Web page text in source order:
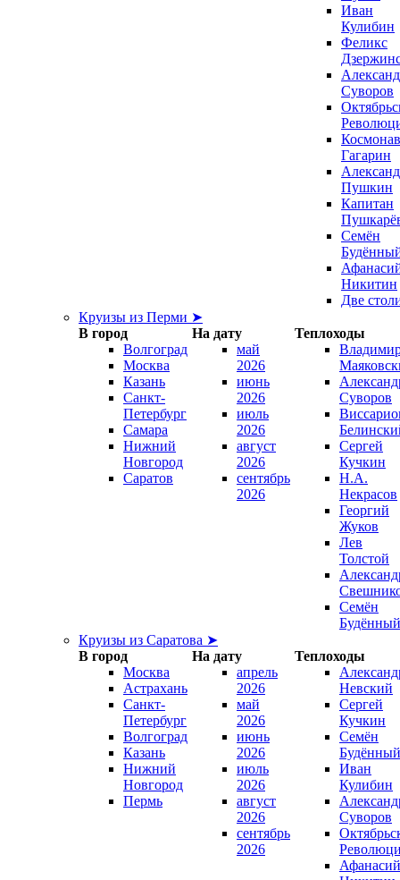
Иван
Кулибин
Феликс
Суворов
Гагарин
Пушкин
Капитан
Семён
Никитин
Две
Круизы из Перми ➤
В город
На дату
Теплоходы
Волгоград
Москва
Казань
Санкт-
Петербург
Самара
Нижний
Новгород
Саратов
май
2026
июнь
2026
июль
2026
август
2026
сентябрь
2026
Суворов
Сергей
Кучкин
Н.А.
Некрасов
Георгий
Жуков
Лев
Толстой
Семён
Будённый
Круизы из Саратова ➤
В город
На дату
Теплоходы
Москва
Астрахань
Санкт-
Петербург
Волгоград
Казань
Нижний
Новгород
Пермь
апрель
2026
май
2026
июнь
2026
июль
2026
август
2026
сентябрь
2026
Невский
Сергей
Кучкин
Семён
Будённый
Иван
Кулибин
Суворов
Афанасий